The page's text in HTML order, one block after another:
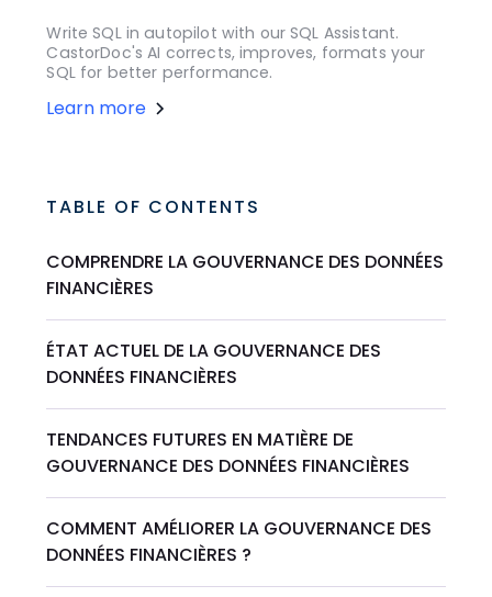
Write SQL in autopilot with our SQL Assistant.
CastorDoc's AI corrects, improves, formats your
SQL for better performance.
Learn more
TABLE OF CONTENTS
COMPRENDRE LA GOUVERNANCE DES DONNÉES
FINANCIÈRES
ÉTAT ACTUEL DE LA GOUVERNANCE DES
DONNÉES FINANCIÈRES
TENDANCES FUTURES EN MATIÈRE DE
GOUVERNANCE DES DONNÉES FINANCIÈRES
COMMENT AMÉLIORER LA GOUVERNANCE DES
DONNÉES FINANCIÈRES ?